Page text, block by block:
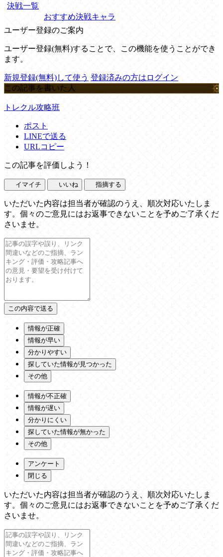
決戦一覧
おすすめ決戦キャラ
ユーザー登録のご案内
ユーザー登録(無料)することで、この機能を使うことができ
ます。
新規登録(無料)して使う 登録済みの方はログイン
この記事を書いた人
トレクル攻略班
ポスト
LINEで送る
URLコピー
この記事を評価しよう！
イマイチ いいね 指摘する
いただいた内容は担当者が確認のうえ、順次対応いたしま
す。個々のご意見にはお返事できないことを予めご了承くだ
さいませ。
情報が正確
情報が早い
分かりやすい
探していた情報が見つかった
その他
情報が不正確
情報が遅い
分かりにくい
探していた情報が無かった
その他
アンケート
閉じる
いただいた内容は担当者が確認のうえ、順次対応いたしま
す。個々のご意見にはお返事できないことを予めご了承くだ
さいませ。